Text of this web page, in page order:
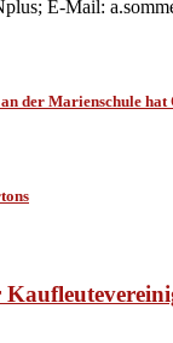
E-Mail:
der Marienschule hat